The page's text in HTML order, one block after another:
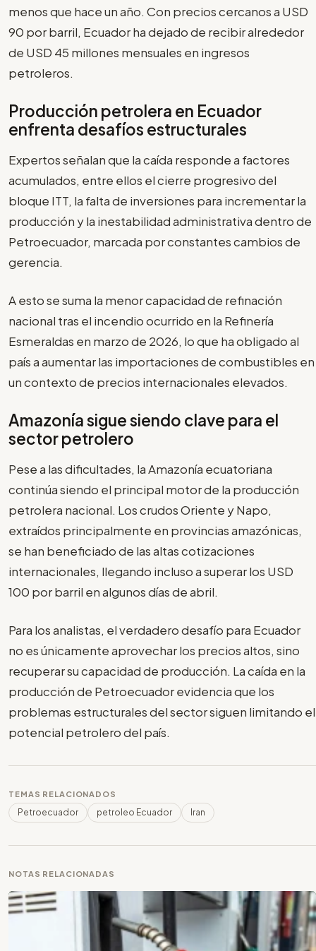
menos que hace un año. Con precios cercanos a USD
90 por barril, Ecuador ha dejado de recibir alrededor
de USD 45 millones mensuales en ingresos
petroleros.
Producción petrolera en Ecuador
enfrenta desafíos estructurales
Expertos señalan que la caída responde a factores
acumulados, entre ellos el cierre progresivo del
bloque ITT, la falta de inversiones para incrementar la
producción y la inestabilidad administrativa dentro de
Petroecuador, marcada por constantes cambios de
gerencia.
A esto se suma la menor capacidad de refinación
nacional tras el incendio ocurrido en la Refinería
Esmeraldas en marzo de 2026, lo que ha obligado al
país a aumentar las importaciones de combustibles en
un contexto de precios internacionales elevados.
Amazonía sigue siendo clave para el
sector petrolero
Pese a las dificultades, la Amazonía ecuatoriana
continúa siendo el principal motor de la producción
petrolera nacional. Los crudos Oriente y Napo,
extraídos principalmente en provincias amazónicas,
se han beneficiado de las altas cotizaciones
internacionales, llegando incluso a superar los USD
100 por barril en algunos días de abril.
Para los analistas, el verdadero desafío para Ecuador
no es únicamente aprovechar los precios altos, sino
recuperar su capacidad de producción. La caída en la
producción de Petroecuador evidencia que los
problemas estructurales del sector siguen limitando el
potencial petrolero del país.
TEMAS RELACIONADOS
Petroecuador petroleo Ecuador Iran
NOTAS RELACIONADAS